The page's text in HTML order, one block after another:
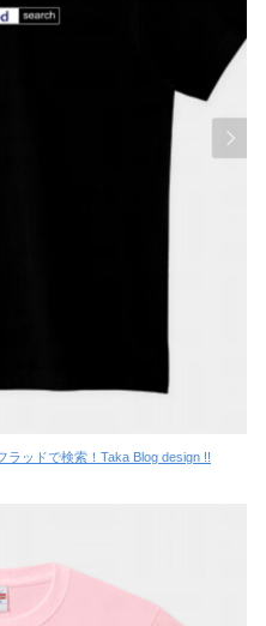
ッドで検索！Taka Blog design !!